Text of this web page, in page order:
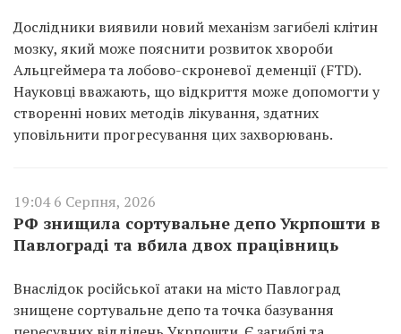
Дослідники виявили новий механізм загибелі клітин
мозку, який може пояснити розвиток хвороби
Альцгеймера та лобово-скроневої деменції (FTD).
Науковці вважають, що відкриття може допомогти у
створенні нових методів лікування, здатних
уповільнити прогресування цих захворювань.
19:04 6 Серпня, 2026
РФ знищила сортувальне депо Укрпошти в
Павлограді та вбила двох працівниць
Внаслідок російської атаки на місто Павлоград
знищене сортувальне депо та точка базування